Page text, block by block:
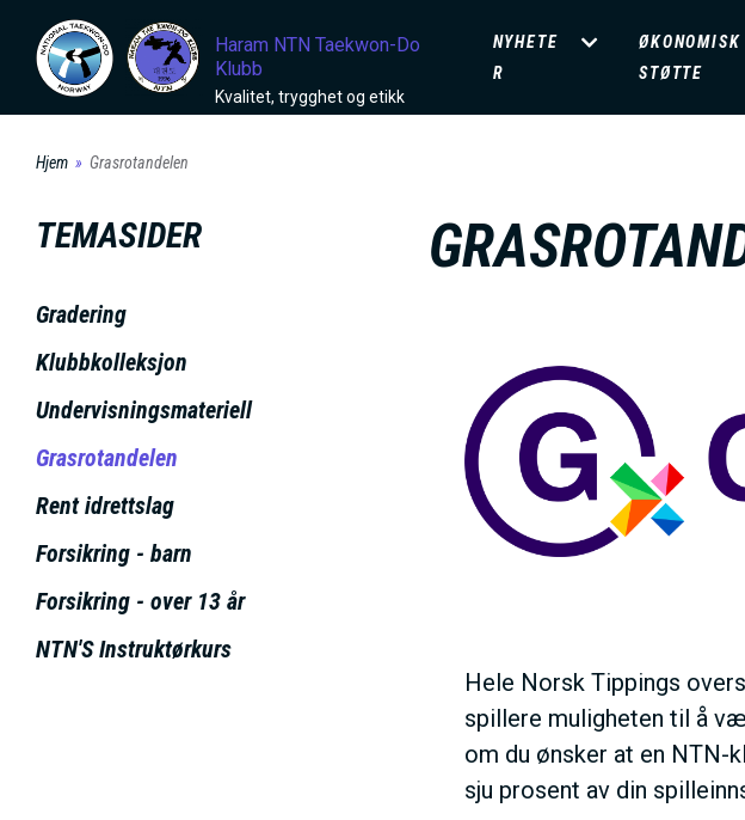
Haram NTN Taekwon-Do
Klubb
Kvalitet, trygghet og etikk
D
O
A
N
M
E
U
S
NYHETE
R
ØKONOMISK
STØTTE
Hjem Grasrotandelen
TEMASIDER
Gradering
Klubbkolleksjon
Undervisningsmateriell
Grasrotandelen
Rent idrettslag
Forsikring - barn
Forsikring - over 13 år
NTN'S Instruktørkurs
Hele Norsk Tippings
spillere muligheten til å
om du ønsker at en NTN-
sju prosent av din